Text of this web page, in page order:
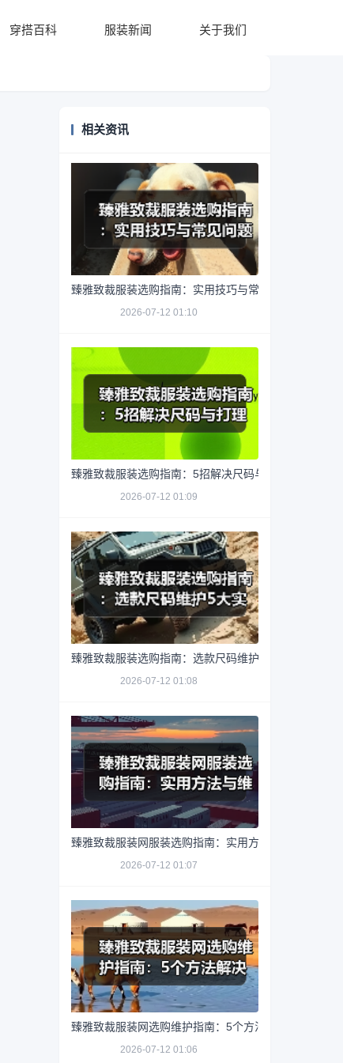
穿搭百科 服装新闻 关于我们
相关资讯
臻雅致裁服装选购指南：实用技巧与常见问题解析
2026-07-12 01:10
臻雅致裁服装选购指南：5招解决尺码与打理难题
2026-07-12 01:09
臻雅致裁服装选购指南：选款尺码维护5大实用方法
2026-07-12 01:08
臻雅致裁服装网服装选购指南：实用方法与维护技巧
2026-07-12 01:07
臻雅致裁服装网选购维护指南：5个方法解决网购踩坑
2026-07-12 01:06